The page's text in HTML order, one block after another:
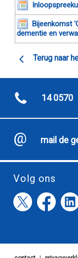
Bijeenkomst
dementie en
Terug naar
14 0570
mail de
Volg ons